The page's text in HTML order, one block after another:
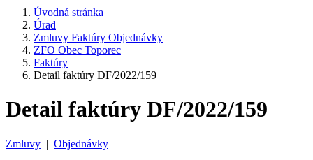
Úvodná stránka
Úrad
Zmluvy Faktúry Objednávky
ZFO Obec Toporec
Faktúry
Detail faktúry DF/2022/159
Detail faktúry DF/2022/159
Zmluvy | Objednávky